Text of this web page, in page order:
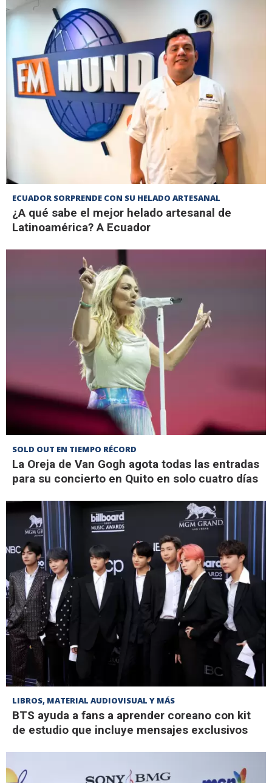
ECUADOR SORPRENDE CON SU HELADO ARTESANAL
¿A qué sabe el mejor helado artesanal de
Latinoamérica? A Ecuador
SOLD OUT EN TIEMPO RÉCORD
La Oreja de Van Gogh agota todas las entradas
para su concierto en Quito en solo cuatro días
LIBROS, MATERIAL AUDIOVISUAL Y MÁS
BTS ayuda a fans a aprender coreano con kit
de estudio que incluye mensajes exclusivos